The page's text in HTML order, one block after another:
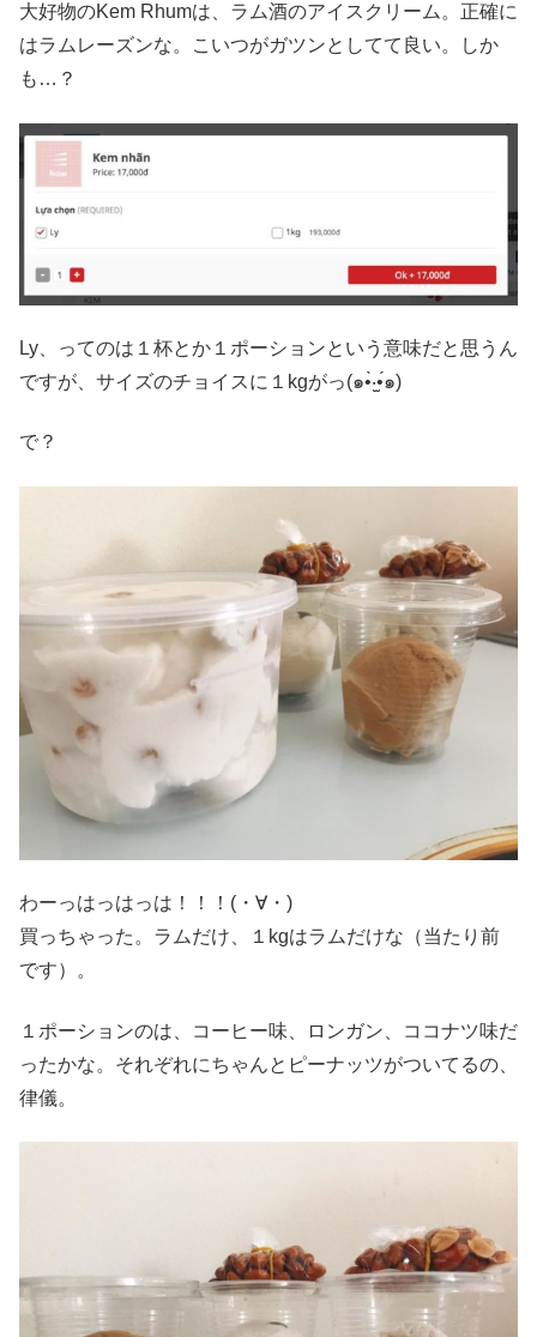
大好物のKem Rhumは、ラム酒のアイスクリーム。正確に
はラムレーズンな。こいつがガツンとしてて良い。しか
も…？
Ly、ってのは１杯とか１ポーションという意味だと思うん
ですが、サイズのチョイスに１kgがっ(๑•̀‧̫•́๑)
で？
わーっはっはっは！！！(・∀・)
買っちゃった。ラムだけ、１kgはラムだけな（当たり前
です）。
１ポーションのは、コーヒー味、ロンガン、ココナツ味だ
ったかな。それぞれにちゃんとピーナッツがついてるの、
律儀。